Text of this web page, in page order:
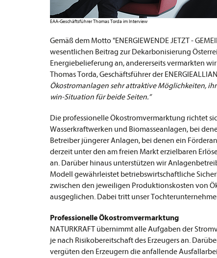
EAA-Geschäftsführer Thomas Torda im Interview
Gemäß dem Motto "ENERGIEWENDE JETZT -
wesentlichen Beitrag zur Dekarbonisierung
Energiebelieferung an, andererseits vermarkten
Thomas Torda, Geschäftsführer der
Ökostromanlagen sehr attraktive Möglichkeiten,
win-Situation für beide Seiten.”
Die professionelle Ökostromvermarktung richtet
Wasserkraftwerken und Biomasseanlagen, bei
Betreiber jüngerer Anlagen, bei denen ein
derzeit unter den am freien Markt erzielbaren
an. Darüber hinaus unterstützen wir
Modell gewährleistet betriebswirtschaftliche
zwischen den jeweiligen Produktionskosten von
ausgeglichen. Dabei tritt unser
Professionelle Ökostromvermarktung
NATURKRAFT übernimmt alle Aufgaben der
je nach Risikobereitschaft des Erzeugers an.
vergüten den Erzeugern die anfallende